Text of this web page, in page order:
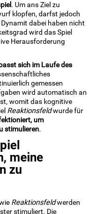
. Um ans Ziel zu
klopfen, darfst jedoch
dabei haben nicht
wird das Spiel
Herausforderung
sich im Laufe des
gemessen
wird automatisch an
womit das kognitive
Reaktionsfeldwurde für
um
stimulieren.
meine
zu
Reaktionsfeldwerden
stimuliert. Die